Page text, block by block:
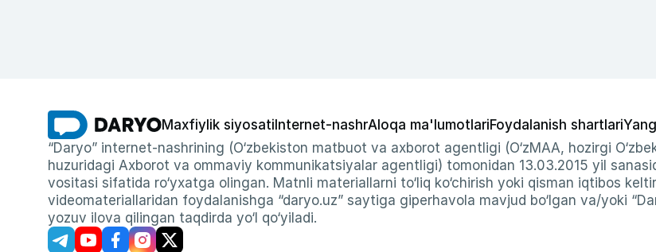
Maxfiylik siyosati Internet-nashrAloqa ma'lumotlariFoydalanish shartlari
“Daryo” internet-nashrining (O‘zbekiston matbuot va axborot agentligi (O‘zMAA, hozirgi
huzuridagi Axborot va ommaviy kommunikatsiyalar agentligi) tomonidan 13.03.2015 yil
vositasi sifatida ro‘yxatga olingan. Matnli materiallarni to‘liq ko‘chirish yoki qisman iqtibos
videomateriallaridan foydalanishga “daryo.uz” saytiga giperhavola mavjud bo‘lgan va/yoki
yozuv ilova qilingan taqdirda yo‘l qo‘yiladi.